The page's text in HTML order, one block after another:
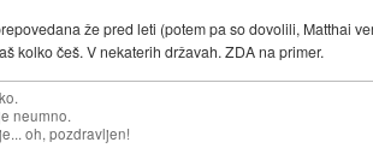
že pred leti (potem pa so dovolili, Matthai
kolko češ. V nekaterih državah. ZDA na primer.
neumno.
oh, pozdravljen!